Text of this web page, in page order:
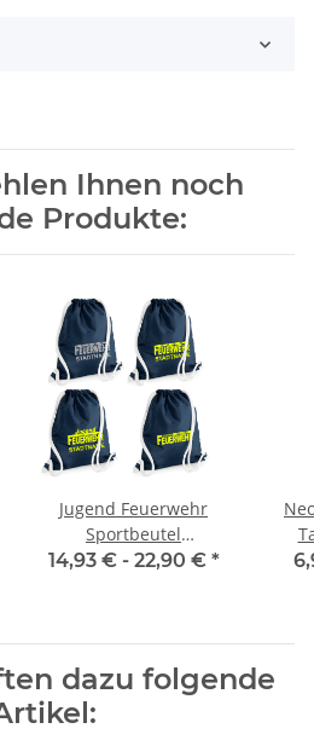
Ihnen noch
Produkte:
Jugend Feuerwehr
Sportbeutel
inkl.Wunschname
14,93 € - 22,90 € *
dazu folgende